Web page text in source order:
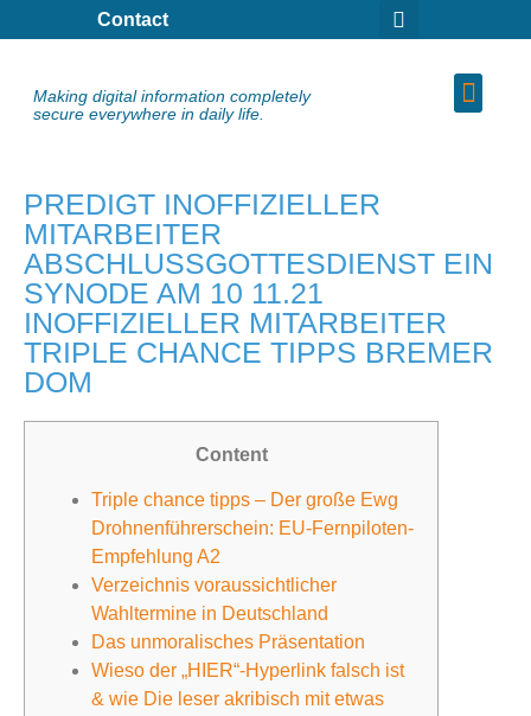
Contact
Making digital information completely
secure everywhere in daily life.
PREDIGT INOFFIZIELLER
MITARBEITER
ABSCHLUSSGOTTESDIENST EIN
SYNODE AM 10 11.21
INOFFIZIELLER MITARBEITER
TRIPLE CHANCE TIPPS BREMER
DOM
Content
Triple chance tipps – Der große Ewg
Drohnenführerschein: EU-Fernpiloten-
Empfehlung A2
Verzeichnis voraussichtlicher
Wahltermine in Deutschland
Das unmoralisches Präsentation
Wieso der „HIER“-Hyperlink falsch ist
& wie Die leser akribisch mit etwas